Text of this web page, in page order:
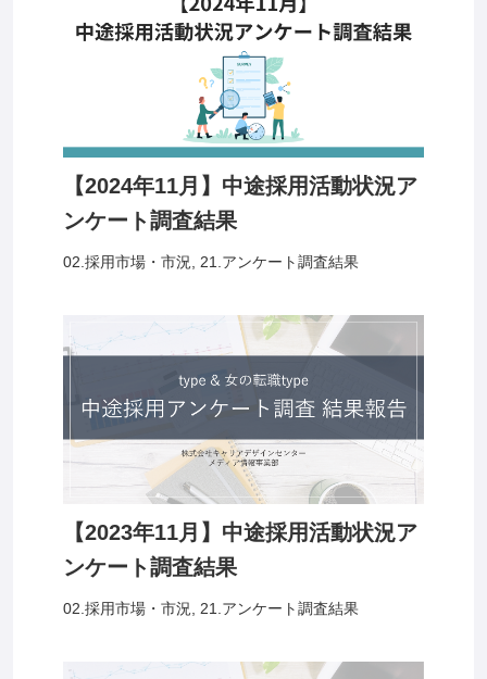
【2024年11月】中途採用活動状況ア
ンケート調査結果
02.採用市場・市況 21.アンケート調査結果
【2023年11月】中途採用活動状況ア
ンケート調査結果
02.採用市場・市況, 21.アンケート調査結果